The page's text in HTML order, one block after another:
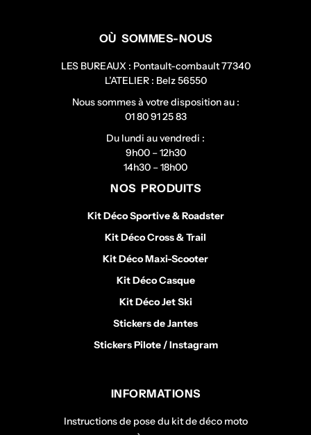
OÙ SOMMES-NOUS
LES BUREAUX : Pontault-combault 77340
L’ATELIER : Belz 56550
Nous sommes à votre disposition au :
01 80 91 25 83
Du lundi au vendredi :
9h00 – 12h30
14h30 – 18h00
NOS PRODUITS
Kit Déco Sportive & Roadster
Kit Déco Cross & Trail
Kit Déco Maxi-Scooter
Kit Déco Casque
Kit Déco Jet Ski
Stickers de Jantes
Stickers Pilote / Instagram
INFORMATIONS
Instructions de pose du kit de déco moto